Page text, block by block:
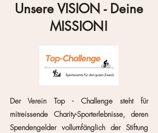
Unsere VISION - Deine
MISSION!
Der Verein Top -
Challenge steht für
mitreissende Charity-Sporterlebnisse, deren
Spendengelder vollumfänglich der Stiftung